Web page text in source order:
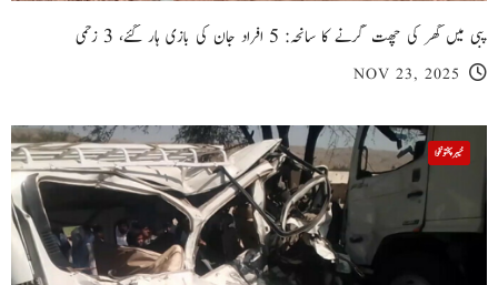
پبی میں گھر کی چھت گرنے کا سانحہ: 5 افراد جان کی بازی ہار گئے، 3 زخمی
NOV 23, 2025
خیبر پختونخوا